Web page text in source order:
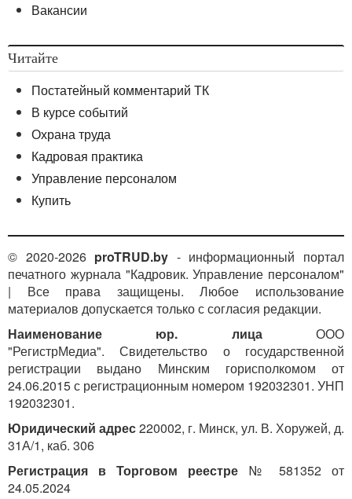
Вакансии
Читайте
Постатейный комментарий ТК
В курсе событий
Охрана труда
Кадровая практика
Управление персоналом
Купить
© 2020-2026 proTRUD.by - информационный портал
печатного журнала "Кадровик. Управление персоналом"
| Все права защищены. Любое использование
материалов допускается только с согласия редакции.
Наименование юр. лицаООО
"РегистрМедиа". Свидетельство о государственной
регистрации выдано Минским горисполкомом от
24.06.2015 с регистрационным номером 192032301. УНП
192032301.
Юридический адрес220002, г. Минск, ул. В. Хоружей, д.
31А/1, каб. 306
Регистрация в Торговом реестре № 581352 от
24.05.2024